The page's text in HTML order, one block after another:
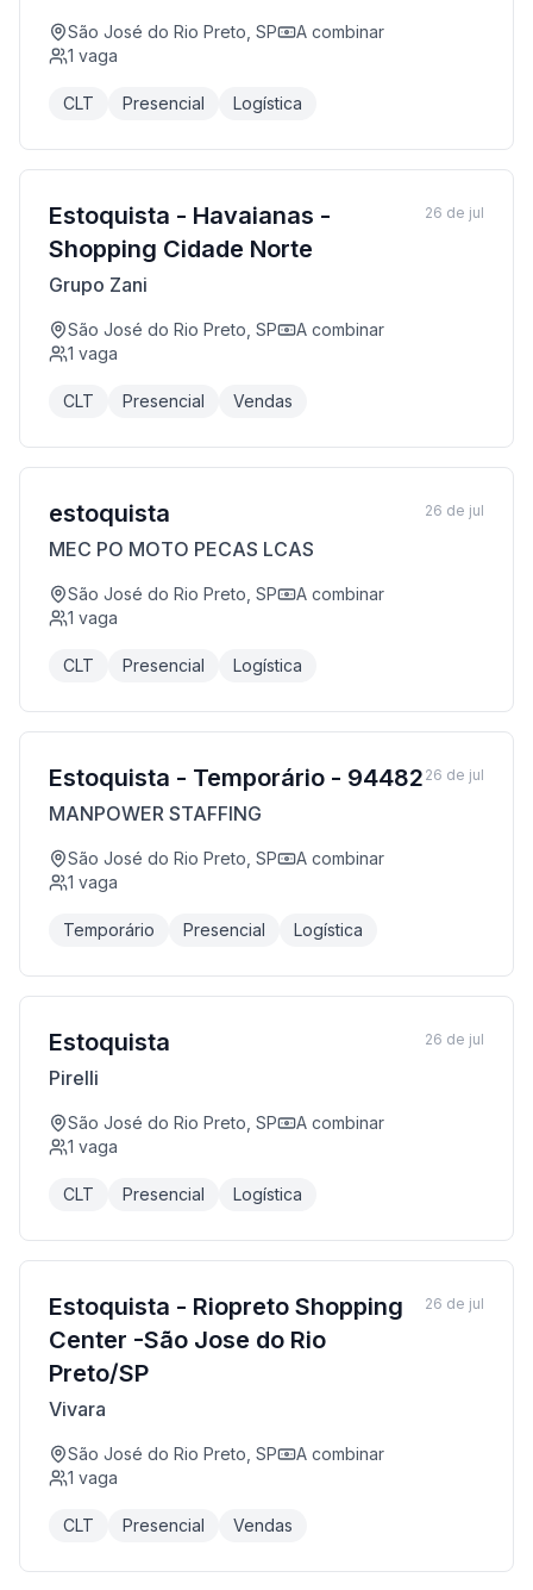
São José do Rio Preto, SP
A combinar
1 vaga
CLT Presencial Logística
Estoquista - Havaianas -
Shopping Cidade Norte
Grupo Zani
São José do Rio Preto, SP
A combinar
1 vaga
CLT Presencial Vendas
26 de jul
estoquista
MEC PO MOTO PECAS LCAS
São José do Rio Preto, SP
A combinar
1 vaga
CLT Presencial Logística
26 de jul
Estoquista - Temporário - 94482
MANPOWER STAFFING
São José do Rio Preto, SP
A combinar
1 vaga
Temporário Presencial Logística
26 de jul
Estoquista
Pirelli
São José do Rio Preto, SP
A combinar
1 vaga
CLT Presencial Logística
26 de jul
Estoquista - Riopreto Shopping
Center -São Jose do Rio
Preto/SP
Vivara
São José do Rio Preto, SP
A combinar
1 vaga
CLT Presencial Vendas
26 de jul